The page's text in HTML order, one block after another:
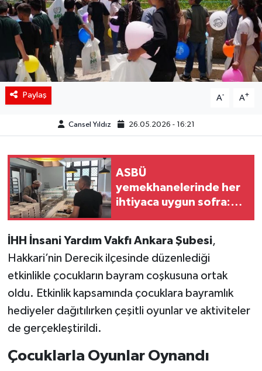
Paylaş A- A+
Cansel Yıldız 26.05.2026 - 16:21
ASBÜ
yemekhanelerinde her
ihtiyaca uygun sofra:
İHH İnsani Yardım Vakfı Ankara Şubesi,
Hakkari’nin Derecik ilçesinde düzenlediği
etkinlikle çocukların bayram coşkusuna ortak
oldu. Etkinlik kapsamında çocuklara bayramlık
hediyeler dağıtılırken çeşitli oyunlar ve aktiviteler
de gerçekleştirildi.
Çocuklarla Oyunlar Oynandı
Spor
Teknoloji
Yaşam